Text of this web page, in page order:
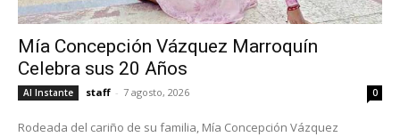
Mía Concepción Vázquez Marroquín
Celebra sus 20 Años
Al Instante staff - 7 agosto, 2026 0
Rodeada del cariño de su familia, Mía Concepción Vázquez